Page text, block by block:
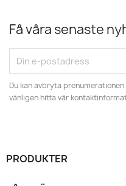
Få våra senaste
Du kan avbryta
vänligen hitta vår
PRODUKTER